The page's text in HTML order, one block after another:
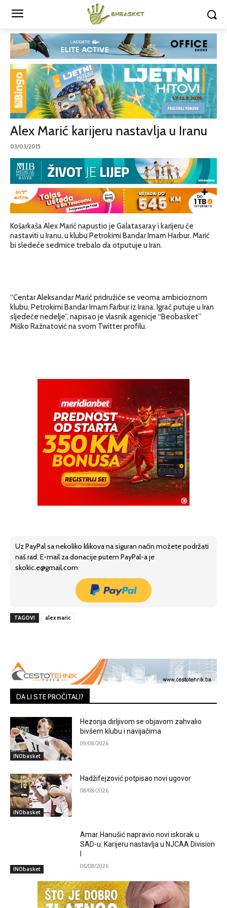
Alex Marić karijeru nastavlja u Iranu
03/03/2015
Košarkaša Alex Marić napustio je Galatasaray i karijeru će
nastaviti u Iranu, u klubu Petrokimi Bandar Imam Harbur. Marić
bi sledeće sedmice trebalo da otputuje u Iran.
“Centar Aleksandar Marić pridružiće se veoma ambicioznom
klubu, Petrokimi Bandar Imam Farbur iz Irana. Igrač putuje u Iran
sljedeće nedelje”, napisao je vlasnik agenicje “Beobasket”
Miško Ražnatović na svom Twitter profilu.
Uz PayPal sa nekoliko klikova na siguran način možete podržati
naš rad. E-mail za donacije putem PayPal-a je
skokic.e@gmail.com
TAGOVI alex maric
DA LI STE PROČITALI?
INObasket
Hezonja dirljivom se objavom zahvalio
bivšem klubu i navijačima
09/08/2026
INObasket
Hadžifejzović potpisao novi ugovor
08/08/2026
INObasket
Amar Hanušić napravio novi iskorak u
SAD-u: Karijeru nastavlja u NJCAA Division
06/08/2026